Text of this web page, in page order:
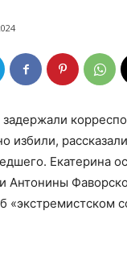
избили,
Екатерина
Антонины
«экстремистском